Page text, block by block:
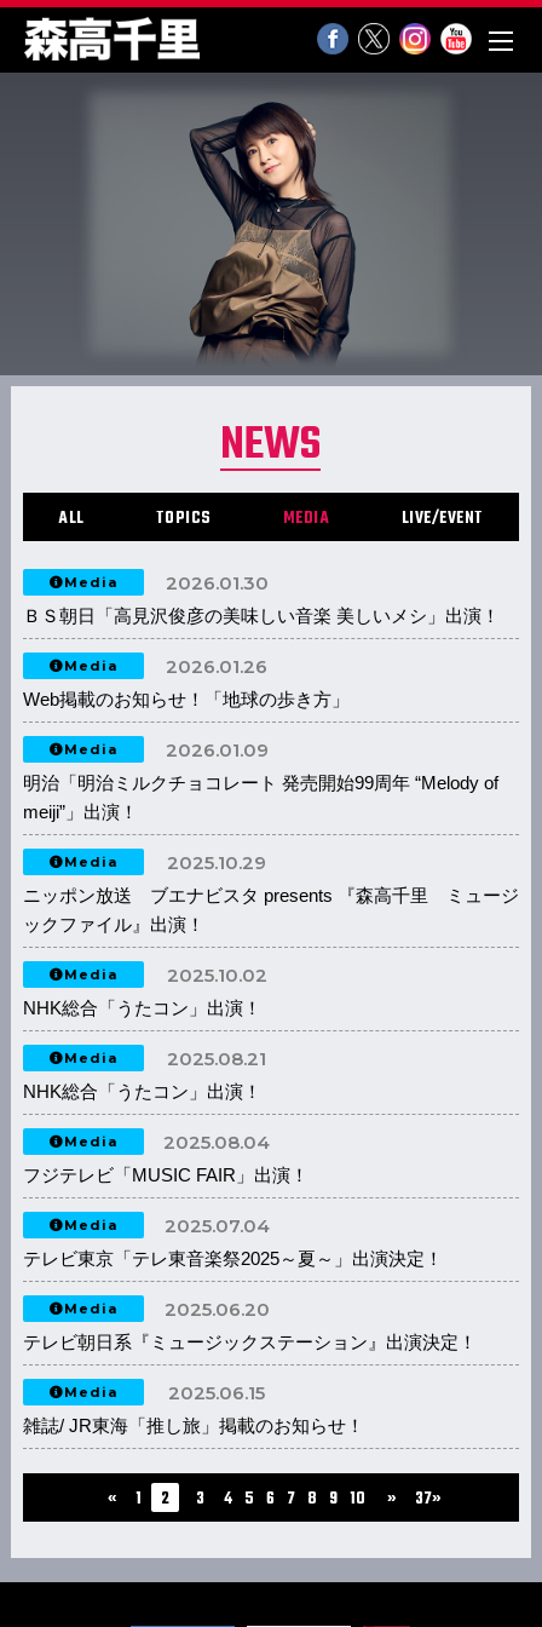
NEWS
ALL TOPICS MEDIA LIVE/EVENT
Media 2026.01.30
ＢＳ朝日「高見沢俊彦の美味しい音楽 美しいメシ」出演！
Media 2026.01.26
Web掲載のお知らせ！「地球の歩き方」
Media 2026.01.09
明治「明治ミルクチョコレート 発売開始99周年 “Melody of
meiji”」出演！
Media 2025.10.29
ニッポン放送 ブエナビスタ presents 『森高千里 ミュージ
ックファイル』出演！
Media 2025.10.02
NHK総合「うたコン」出演！
Media 2025.08.21
NHK総合「うたコン」出演！
Media 2025.08.04
フジテレビ「MUSIC FAIR」出演！
Media 2025.07.04
テレビ東京「テレ東音楽祭2025～夏～」出演決定！
Media 2025.06.20
テレビ朝日系『ミュージックステーション』出演決定！
Media 2025.06.15
雑誌/ JR東海「推し旅」掲載のお知らせ！
« 1 2 3 4 5 6 7 8 9 10 » 37»